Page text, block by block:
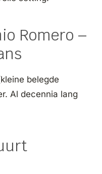
Romero –
belegde
Al decennia lang